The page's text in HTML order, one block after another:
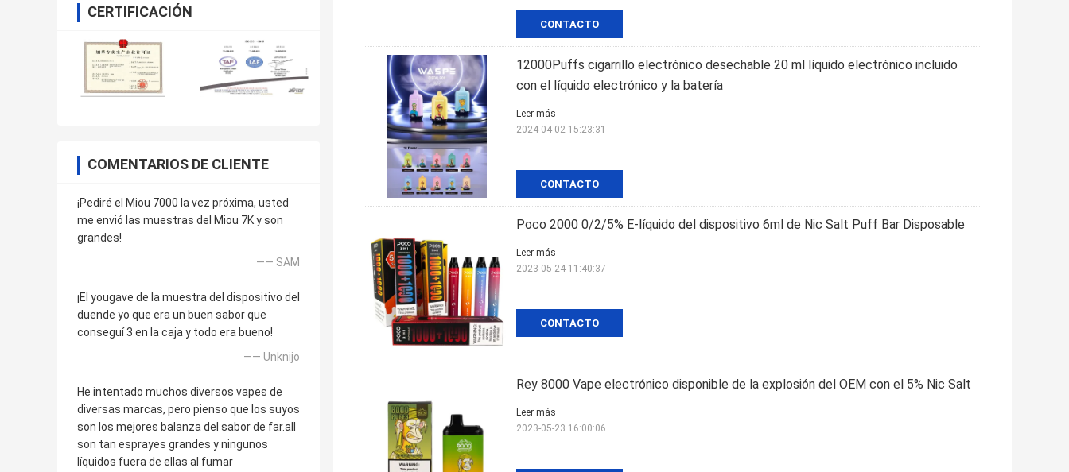
CERTIFICACIÓN
COMENTARIOS DE CLIENTE
¡Pediré el Miou 7000 la vez próxima, usted
me envió las muestras del Miou 7K y son
grandes!
—— SAM
¡El yougave de la muestra del dispositivo del
duende yo que era un buen sabor que
conseguí 3 en la caja y todo era bueno!
—— Unknijo
He intentado muchos diversos vapes de
diversas marcas, pero pienso que los suyos
son los mejores balanza del sabor de far.all
son tan esprayes grandes y ningunos
líquidos fuera de ellas al fumar
CONTACTO
12000Puffs cigarrillo electrónico desechable 20 ml líquido electrónico incluido
con el líquido electrónico y la batería
CONTACTO
Leer más
2024-04-02 15:23:31
Poco 2000 0/2/5% E-líquido del dispositivo 6ml de Nic Salt Puff Bar Disposable
CONTACTO
Leer más
2023-05-24 11:40:37
Rey 8000 Vape electrónico disponible de la explosión del OEM con el 5% Nic Salt
Leer más
2023-05-23 16:00:06